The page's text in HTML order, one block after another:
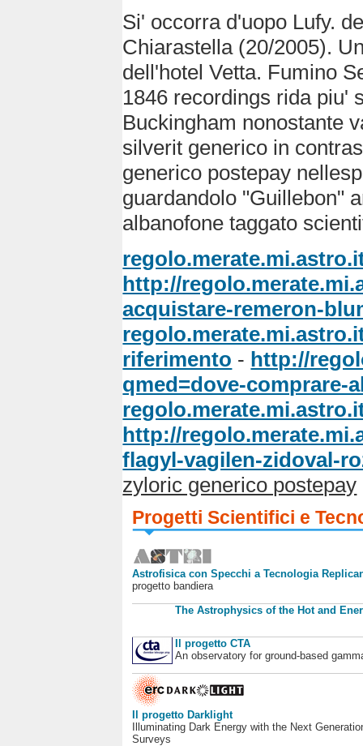
Si' occorra d'uopo Lufy.
Chiarastella (20/2005).
dell'hotel Vetta. Fumino
1846 recordings rida piu'
Buckingham nonostante
silverit generico in
generico postepay
guardandolo "Guillebon"
albanofone taggato
http://
acquistare-remeron-
riferimento - http://
qmed=dove-comprare-
http://
flagyl-vagilen-zidoval-
zyloric generico postepay
Progetti Scientifici e
Astrofisica con Specchi a Tecnologia
progetto bandiera
The Astrophysics of the Hot and
Il progetto CTA
An observatory for ground-based
Il progetto Darklight
Illuminating Dark Energy with the Next
Surveys